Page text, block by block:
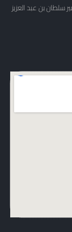
سلطان بن عبد العزيز